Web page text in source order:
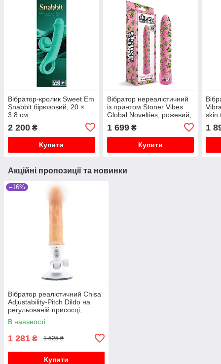
Вібратор-кролик Sweet Em
Snabbit бірюзовий, 20 ×
3,8 см
2 200 ₴
Купити
Вібратор нереалістичний
із принтом Stoner Vibes
Global Novelties, рожевий,
1 699₴
Купити
skin
1
Акційні пропозиції та новинки
–16%
Вібратор реалістичний Chisa
Adjustability-Pitch Dildo на
регульованій присосці,
бежевий, 23 х 3.5 см
В наявності
1 281 ₴ 1 525 ₴
Купити